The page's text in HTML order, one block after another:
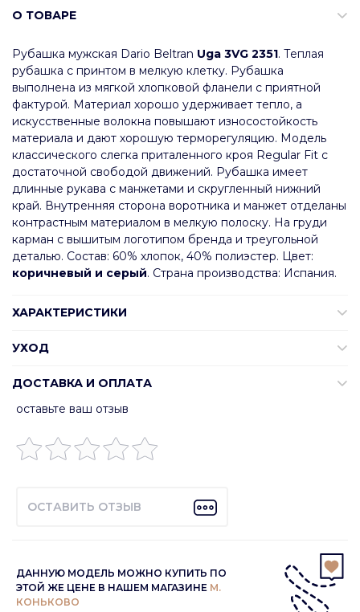
О ТОВАРЕ
Рубашка мужская Dario Beltran Uga 3VG 2351. Теплая
рубашка с принтом в мелкую клетку. Рубашка
выполнена из мягкой хлопковой фланели с приятной
фактурой. Материал хорошо удерживает тепло, а
искусственные волокна повышают износостойкость
материала и дают хорошую терморегуляцию. Модель
классического слегка приталенного кроя Regular Fit с
достаточной свободой движений. Рубашка имеет
длинные рукава с манжетами и скругленный нижний
край. Внутренняя сторона воротника и манжет отделаны
контрастным материалом в мелкую полоску. На груди
карман с вышитым логотипом бренда и треугольной
деталью. Состав: 60% хлопок, 40% полиэстер. Цвет:
коричневый и серый. Страна производства: Испания.
ХАРАКТЕРИСТИКИ
УХОД
ДОСТАВКА И ОПЛАТА
оставьте ваш отзыв
ОСТАВИТЬ ОТЗЫВ
ДАННУЮ МОДЕЛЬ МОЖНО КУПИТЬ ПО
ЭТОЙ ЖЕ ЦЕНЕ В НАШЕМ МАГАЗИНЕ М.
КОНЬКОВО